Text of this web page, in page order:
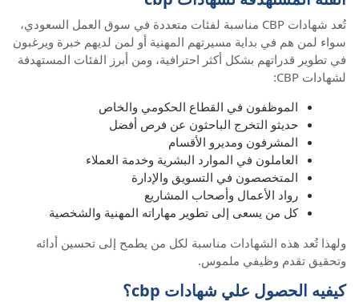
تُعد شهادات CBP مناسبة لفئات متعددة في سوق العمل السعودي،
سواء لمن هم في بداية مسيرتهم المهنية أو لمن لديهم خبرة ويرغبون
في تطوير قدراتهم بشكل أكثر احترافية، ومن أبرز الفئات المستهدفة
لشهادات CBP:
الموظفون في القطاع الحكومي والخاص
حديثو التخرج الباحثون عن فرص أفضل
المشرفون ومديرو الأقسام
العاملون في الموارد البشرية وخدمة العملاء
المتخصصون في التسويق والإدارة
رواد الأعمال وأصحاب المشاريع
كل من يسعى إلى تطوير مهاراته المهنية والشخصية
ولهذا تُعد هذه الشهادات مناسبة لكل من يطمح إلى تحسين أدائه
وتحقيق تقدم وظيفي ملموس.
كيفيه الحصول علي شهادات cbp؟